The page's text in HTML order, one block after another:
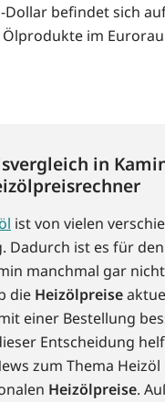
Dollar befindet sich
im
in
ist von vielen
Dadurch ist es für den
manchmal gar
die Heizölpreise
einer Bestellung
Entscheidung
zum Thema
Heizölpreise.